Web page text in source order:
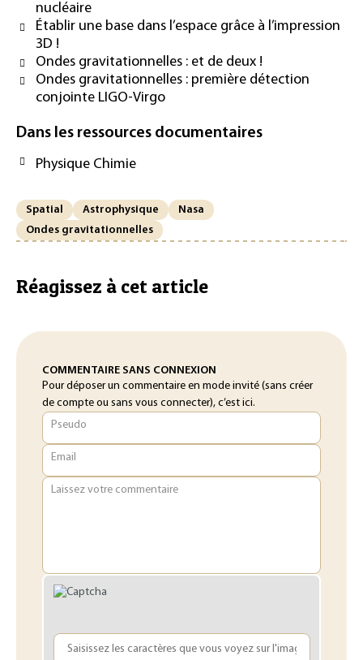
nucléaire
Établir une base dans l’espace grâce à l’impression
3D !
Ondes gravitationnelles : et de deux !
Ondes gravitationnelles : première détection
conjointe LIGO-Virgo
Dans les ressources documentaires
Physique Chimie
Spatial Astrophysique
Nasa
Ondes gravitationnelles
Réagissez à cet article
COMMENTAIRE SANS CONNEXION
Pour déposer un commentaire en mode invité (sans créer
de compte ou sans vous connecter), c’est ici.
Pseudo
Email
Laissez votre commentaire